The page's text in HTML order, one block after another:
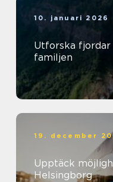
10. januari 2026
Utforska
familjen
19. december
Upptäck
Helsingborg